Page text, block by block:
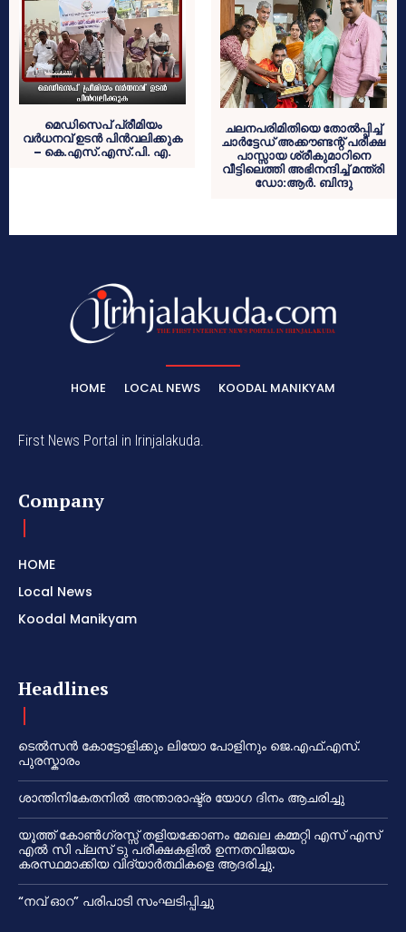
മെഡിസെപ് പ്രീമിയം
വർധനവ് ഉടൻ പിൻവലിക്കുക
– കെ.എസ്.എസ്.പി. എ.
ചലനപരിമിതിയെ തോൽപ്പിച്ച്
ചാർട്ടേഡ് അക്കൗണ്ടന്റ് പരീക്ഷ
പാസ്സായ ശ്രീകുമാറിനെ
വീട്ടിലെത്തി അഭിനന്ദിച്ച് മന്ത്രി
ഡോ:ആർ. ബിന്ദു
HOME LOCAL NEWS KOODAL MANIKYAM
First News Portal in Irinjalakuda.
Company
HOME
Local News
Koodal Manikyam
Headlines
ടെൽസൻ കോട്ടോളിക്കും ലിയോ പോളിനും ജെ.എഫ്.എസ്.
പുരസ്കാരം
ശാന്തിനികേതനിൽ അന്താരാഷ്ട്ര യോഗ ദിനം ആചരിച്ചു
യൂത്ത് കോൺഗ്രസ്സ് തളിയക്കോണം മേഖല കമ്മറ്റി എസ് എസ്
എൽ സി പ്ലസ് ടു പരീക്ഷകളിൽ ഉന്നതവിജയം
കരസ്ഥമാക്കിയ വിദ്യാർത്ഥികളെ ആദരിച്ചു.
“നവ് ഓറ” പരിപാടി സംഘടിപ്പിച്ചു